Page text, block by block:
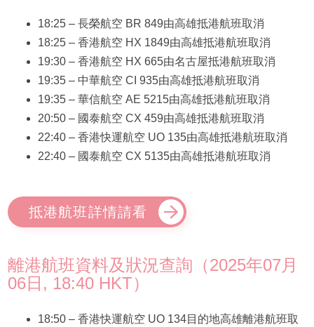
18:25 – 長榮航空 BR 849由高雄抵港航班取消
18:25 – 香港航空 HX 1849由高雄抵港航班取消
19:30 – 香港航空 HX 665由名古屋抵港航班取消
19:35 – 中華航空 CI 935由高雄抵港航班取消
19:35 – 華信航空 AE 5215由高雄抵港航班取消
20:50 – 國泰航空 CX 459由高雄抵港航班取消
22:40 – 香港快運航空 UO 135由高雄抵港航班取消
22:40 – 國泰航空 CX 5135由高雄抵港航班取消
抵港航班詳情請看
離港航班資料及狀況查詢（2025年07月
06日, 18:40 HKT）
18:50 – 香港快運航空 UO 134目的地高雄離港航班取